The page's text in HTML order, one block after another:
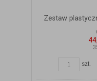
Zestaw
szt.